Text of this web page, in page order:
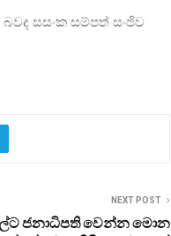
සසංක සම්පත් සංජිව
NEXT POST
ජනාධිපති වෙන්න මොන